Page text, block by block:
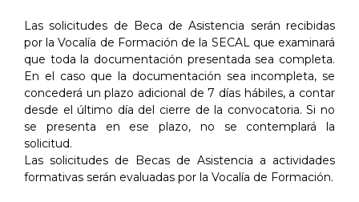
Las solicitudes de Beca de Asistencia serán recibidas
por la Vocalía de Formación de la SECAL que examinará
que toda la documentación presentada sea completa.
En el caso que la documentación sea incompleta, se
concederá un plazo adicional de 7 días hábiles, a contar
desde el último día del cierre de la convocatoria. Si no
se presenta en ese plazo, no se contemplará la
solicitud.
Las solicitudes de Becas de Asistencia a actividades
formativas serán evaluadas por la Vocalía de Formación.